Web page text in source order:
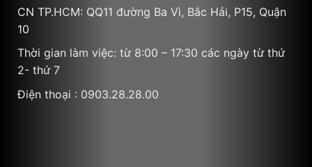
CN TP.HCM: QQ11 đường Ba Vì, Bắc Hải, P15, Quận
10
Thời gian làm việc: từ 8:00 – 17:30 các ngày từ thứ
2- thứ 7
Điện thoại : 0903.28.28.00